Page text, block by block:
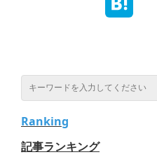
Ranking
記事ランキング